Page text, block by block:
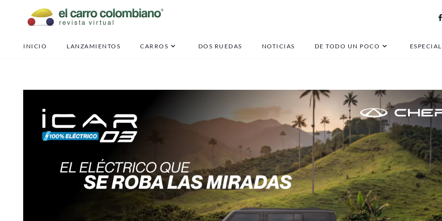
INICIO LANZAMIENTOS CARROS DOS RUEDAS NOTICIAS DE TODO UN POCO
olor a auto nuevo